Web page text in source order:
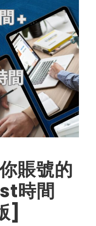
賬號的
時間
]